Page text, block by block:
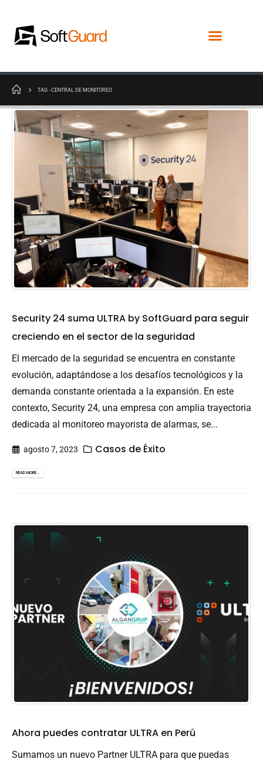
TAG -CENTRAL DE MONITOREO
Security 24 suma ULTRA by SoftGuard para seguir
creciendo en el sector de la seguridad
El mercado de la seguridad se encuentra en constante
evolución, adaptándose a los desafíos tecnológicos y la
demanda constante orientada a la expansión. En este
contexto, Security 24, una empresa con amplia trayectoria
dedicada al monitoreo mayorista de alarmas, se...
agosto 7, 2023 Casos de Éxito
READ MORE...
Ahora puedes contratar ULTRA en Perú
Sumamos un nuevo Partner ULTRA para que puedas